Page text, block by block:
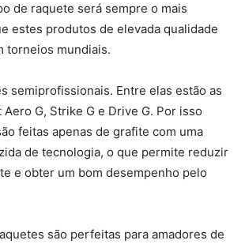
de raquete será sempre o mais
estes produtos de elevada qualidade
torneios mundiais.
semiprofissionais. Entre elas estão as
G, Strike G e Drive G. Por isso
feitas apenas de grafite com uma
de tecnologia, o que permite reduzir
e obter um bom desempenho pelo
são perfeitas para amadores de